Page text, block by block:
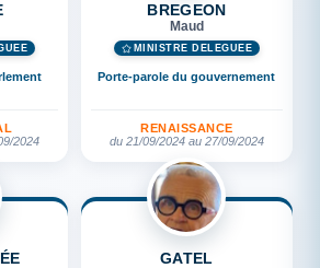
2024
BREGEON
Maud
MINISTRE DÉLÉGUÉE
Porte-parole du gouvernement
RENAISSANCE
du 21/09/2024 au 27/09/2024
GATEL